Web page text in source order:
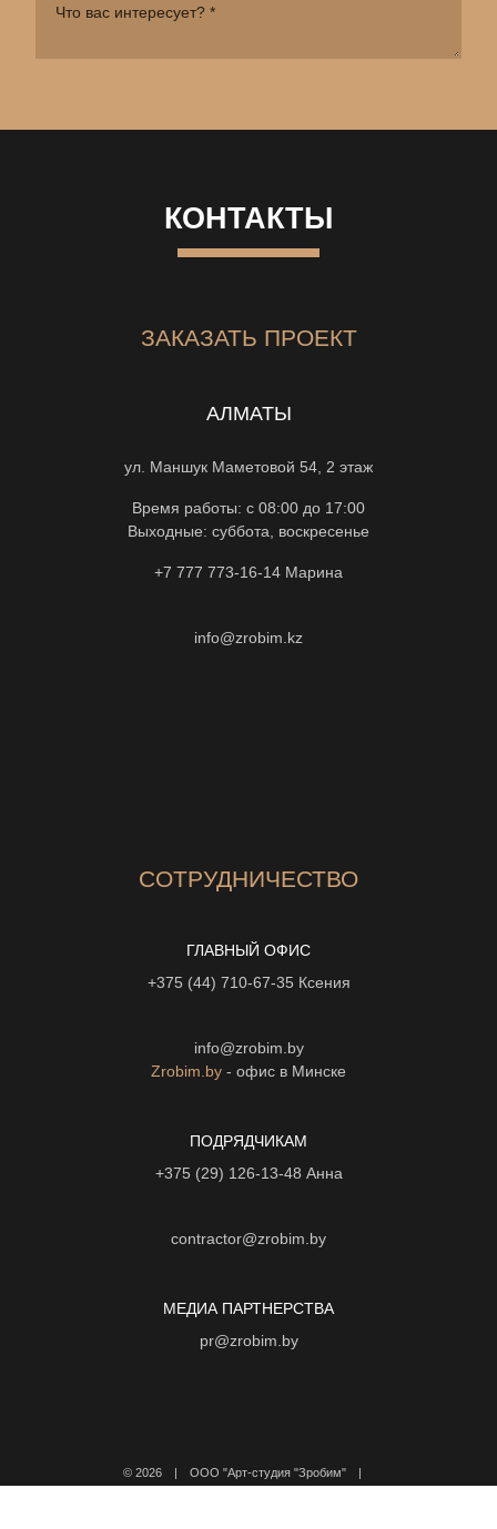
КОНТАКТЫ
ЗАКАЗАТЬ ПРОЕКТ
АЛМАТЫ
ул. Маншук Маметовой 54, 2 этаж
Время работы: с 08:00 до 17:00
Выходные: суббота, воскресенье
+7 777 773-16-14 Марина
info@zrobim.kz
СОТРУДНИЧЕСТВО
ГЛАВНЫЙ ОФИС
+375 (44) 710-67-35 Ксения
info@zrobim.by
Zrobim.by - офис в Минске
ПОДРЯДЧИКАМ
+375 (29) 126-13-48 Анна
contractor@zrobim.by
МЕДИА ПАРТНЕРСТВА
pr@zrobim.by
© 2026 | ООО "Арт-студия "Зробим" |